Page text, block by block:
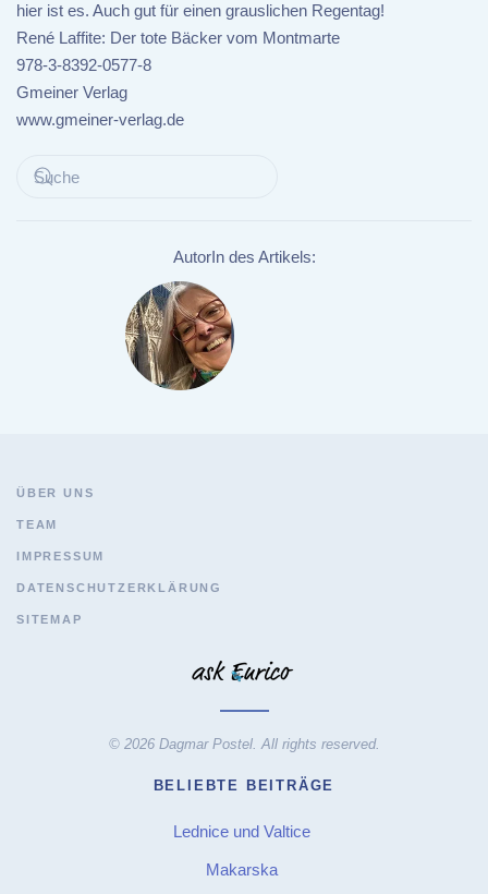
hier ist es. Auch gut für einen grauslichen Regentag!
René Laffite: Der tote Bäcker vom Montmarte
978-3-8392-0577-8
Gmeiner Verlag
www.gmeiner-verlag.de
AutorIn des Artikels:
ÜBER UNS
TEAM
IMPRESSUM
DATENSCHUTZERKLÄRUNG
SITEMAP
© 2026 Dagmar Postel. All rights reserved.
BELIEBTE BEITRÄGE
Lednice und Valtice
Makarska